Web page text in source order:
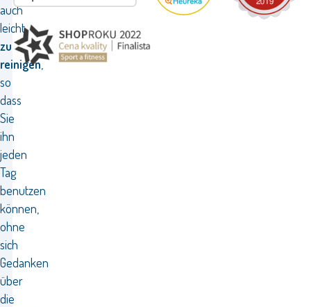
auch
leicht
zu
reinigen,
so
dass
Sie
ihn
jeden
Tag
benutzen
können,
ohne
sich
Gedanken
über
die